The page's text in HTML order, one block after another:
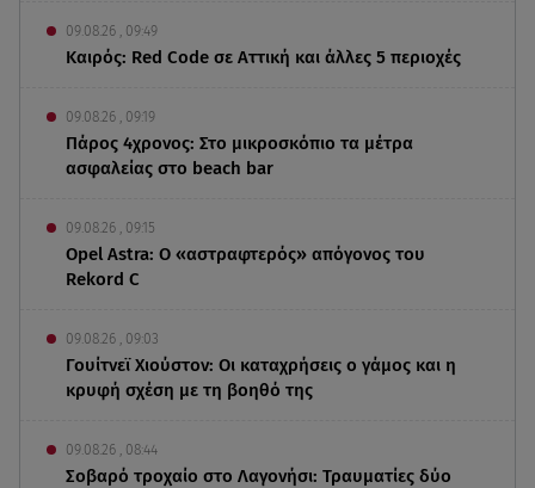
09.08.26 , 09:49
Καιρός: Red Code σε Αττική και άλλες 5 περιοχές
09.08.26 , 09:19
Πάρος 4χρονος: Στο μικροσκόπιο τα μέτρα
ασφαλείας στο beach bar
09.08.26 , 09:15
Opel Astra: Ο «αστραφτερός» απόγονος του
Rekord C
09.08.26 , 09:03
Γουίτνεϊ Χιούστον: Οι καταχρήσεις ο γάμος και η
κρυφή σχέση με τη βοηθό της
09.08.26 , 08:44
Σοβαρό τροχαίο στο Λαγονήσι: Τραυματίες δύο